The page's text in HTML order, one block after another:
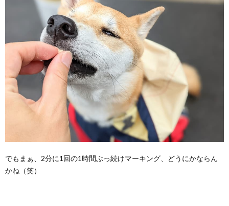
でもまぁ、2分に1回の1時間ぶっ続けマーキング、どうにかならん
かね（笑）